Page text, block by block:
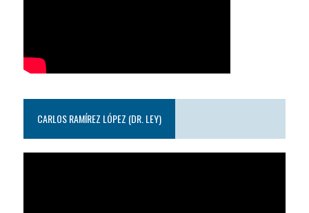
CARLOS RAMÍREZ LÓPEZ (DR. LEY)